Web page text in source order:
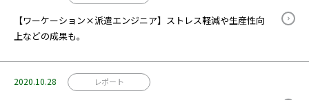
【ワーケーション×派遣エンジニア】ストレス軽減や生産性向
上などの成果も。
2020.10.28 レポート